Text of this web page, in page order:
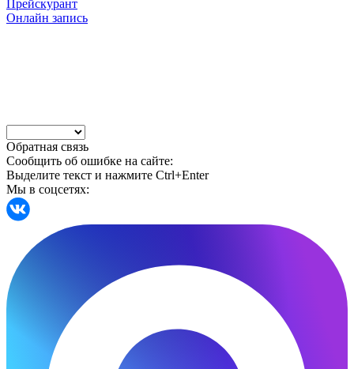
Прейскурант
Онлайн запись
Обратная связь
Сообщить об ошибке на сайте:
Выделите текст и нажмите Ctrl+Enter
Мы в соцсетях: